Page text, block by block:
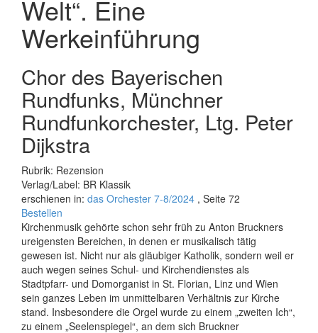
Welt“. Eine
Werkeinführung
Chor des Bayerischen
Rundfunks, Münchner
Rundfunkorchester, Ltg. Peter
Dijkstra
Rubrik: Rezension
Verlag/Label: BR Klassik
erschienen in: das Orchester 7-8/2024 , Seite 72
Bestellen
Kirchenmusik gehörte schon sehr früh zu Anton Bruckners
ureigensten Bereichen, in denen er musikalisch tätig
gewesen ist. Nicht nur als gläubiger Katholik, sondern weil er
auch wegen seines Schul- und Kirchendienstes als
Stadtpfarr- und Domorganist in St. Florian, Linz und Wien
sein ganzes Leben im unmittelbaren Verhältnis zur Kirche
stand. Insbesondere die Orgel wurde zu einem „zweiten Ich“,
zu einem „Seelenspiegel“, an dem sich Bruckner